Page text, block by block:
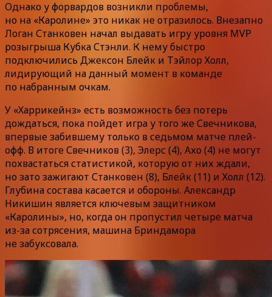
Однако у форвардов возникли проблемы,
но на «Каролине» это никак не отразилось. Внезапно
Логан Станковен начал выдавать игру уровня MVP
розыгрыша Кубка Стэнли. К нему быстро
подключились Джексон Блейк и Тэйлор Холл,
лидирующий на данный момент в команде
по набранным очкам.
У «Харрикейнз» есть возможность без потерь
дождаться, пока пойдет игра у того же Свечникова,
впервые забившему только в седьмом матче плей-
офф. В итоге Свечников (3), Элерс (4), Ахо (4) не могут
похвастаться статистикой, которую от них ждали,
но зато зажигают Станковен (8), Блейк (11) и Холл (12).
Глубина состава касается и обороны. Александр
Никишин является ключевым защитником
«Каролины», но, когда он пропустил четыре матча
из-за сотрясения, машина Бриндамора
не забуксовала.